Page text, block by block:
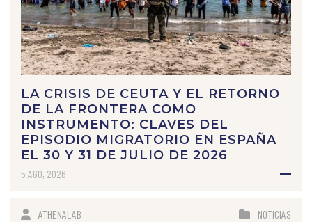
LA CRISIS DE CEUTA Y EL RETORNO
DE LA FRONTERA COMO
INSTRUMENTO: CLAVES DEL
EPISODIO MIGRATORIO EN ESPAÑA
EL 30 Y 31 DE JULIO DE 2026
5 AGO, 2026
ATHENALAB NOTICIAS